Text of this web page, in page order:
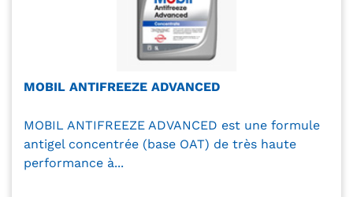
MOBIL ANTIFREEZE ADVANCED
MOBIL ANTIFREEZE ADVANCED est une formule
antigel concentrée (base OAT) de très haute
performance à...